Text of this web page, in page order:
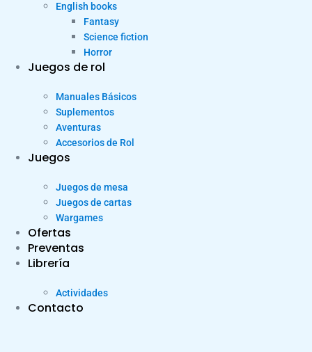
English books
Fantasy
Science fiction
Horror
Juegos de rol
Manuales Básicos
Suplementos
Aventuras
Accesorios de Rol
Juegos
Juegos de mesa
Juegos de cartas
Wargames
Ofertas
Preventas
Librería
Actividades
Contacto